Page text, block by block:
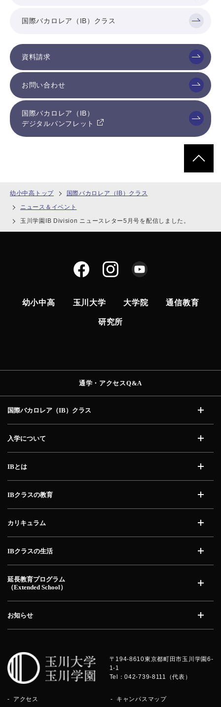
幼小中高トップ
国際バカロレア（IB）クラス
ニュース＆イベント
玉川学園IB Division ニュースレター5月号を配信しました。
国際バカロレア（IB）クラス
資料請求
お問い合わせ
国際バカロレア（IB）
デジタルパンフレット
幼小中高 玉川大学 大学院 通信教育
研究所
通学・アクセスQ&A
国際バカロレア（IB） クラス
入学について
IBとは
IBクラスの教育
カリキュラム
IBクラスの生活
延長教育プログラム
（Extended School）
お知らせ
〒194-8610東京都町田市玉川学園6-
1-1
Tel：042-739-8111（代表）
アクセス キャンパスマップ